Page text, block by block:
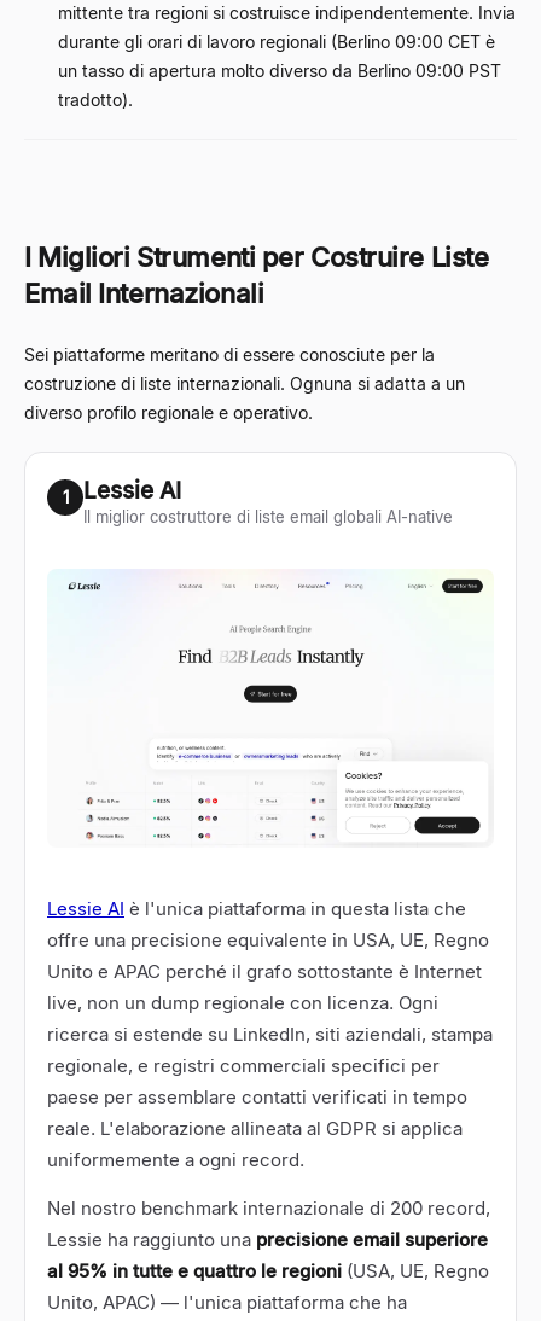
mittente tra regioni si costruisce indipendentemente. Invia
durante gli orari di lavoro regionali (Berlino 09:00 CET è
un tasso di apertura molto diverso da Berlino 09:00 PST
tradotto).
I Migliori Strumenti per Costruire Liste
Email Internazionali
Sei piattaforme meritano di essere conosciute per la
costruzione di liste internazionali. Ognuna si adatta a un
diverso profilo regionale e operativo.
1 Lessie AI
Il miglior costruttore di liste email globali AI-native
Lessie AI è l'unica piattaforma in questa lista che
offre una precisione equivalente in USA, UE, Regno
Unito e APAC perché il grafo sottostante è Internet
live, non un dump regionale con licenza. Ogni
ricerca si estende su LinkedIn, siti aziendali, stampa
regionale, e registri commerciali specifici per
paese per assemblare contatti verificati in tempo
reale. L'elaborazione allineata al GDPR si applica
uniformemente a ogni record.
Nel nostro benchmark internazionale di 200 record,
Lessie ha raggiunto una precisione email superiore
al 95% in tutte e quattro le regioni (USA, UE, Regno
Unito, APAC) — l'unica piattaforma che ha